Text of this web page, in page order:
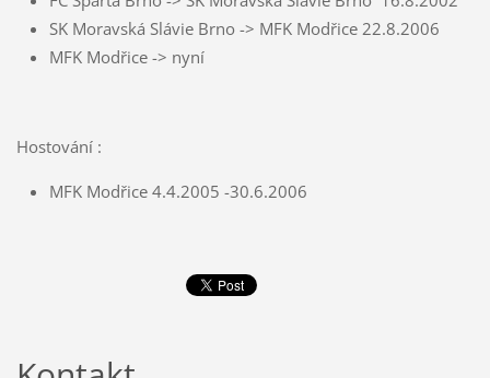
SK Moravská Slávie Brno -> MFK Modřice 22.8.2006
MFK Modřice -> nyní
Hostování :
MFK Modřice 4.4.2005 -30.6.2006